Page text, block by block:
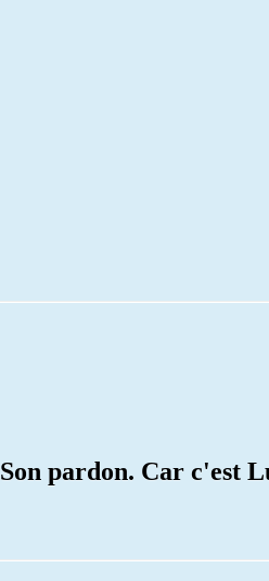
pardon. Car c'est